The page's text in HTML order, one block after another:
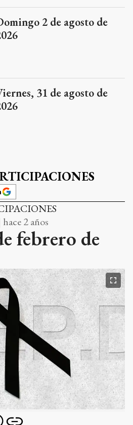
2 de agosto de
31 de agosto de
2 años
febrero de